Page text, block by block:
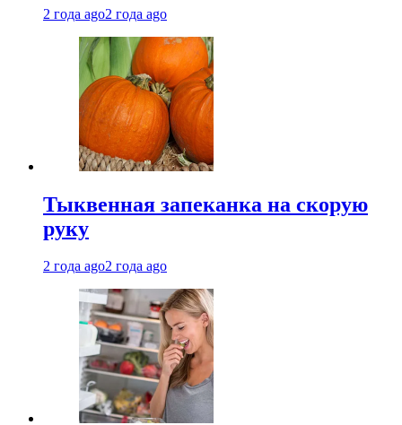
2 года ago2 года ago
Тыквенная запеканка на скорую
руку
2 года ago2 года ago